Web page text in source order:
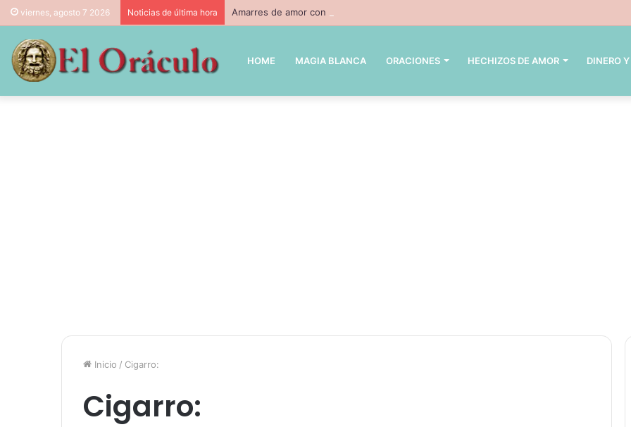
viernes, agosto 7 2026 Noticias de última hora Amarres de amor con velas – 3 hechizos con velas inpresindibles con magia negra
HOME MAGIA BLANCA ORACIONES HECHIZOS DE AMOR DINERO
Inicio / Cigarro:
Cigarro: